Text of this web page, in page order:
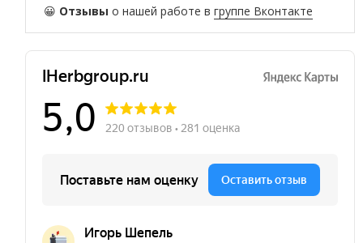
😀 Отзывы о нашей работе вгруппе Вконтакте